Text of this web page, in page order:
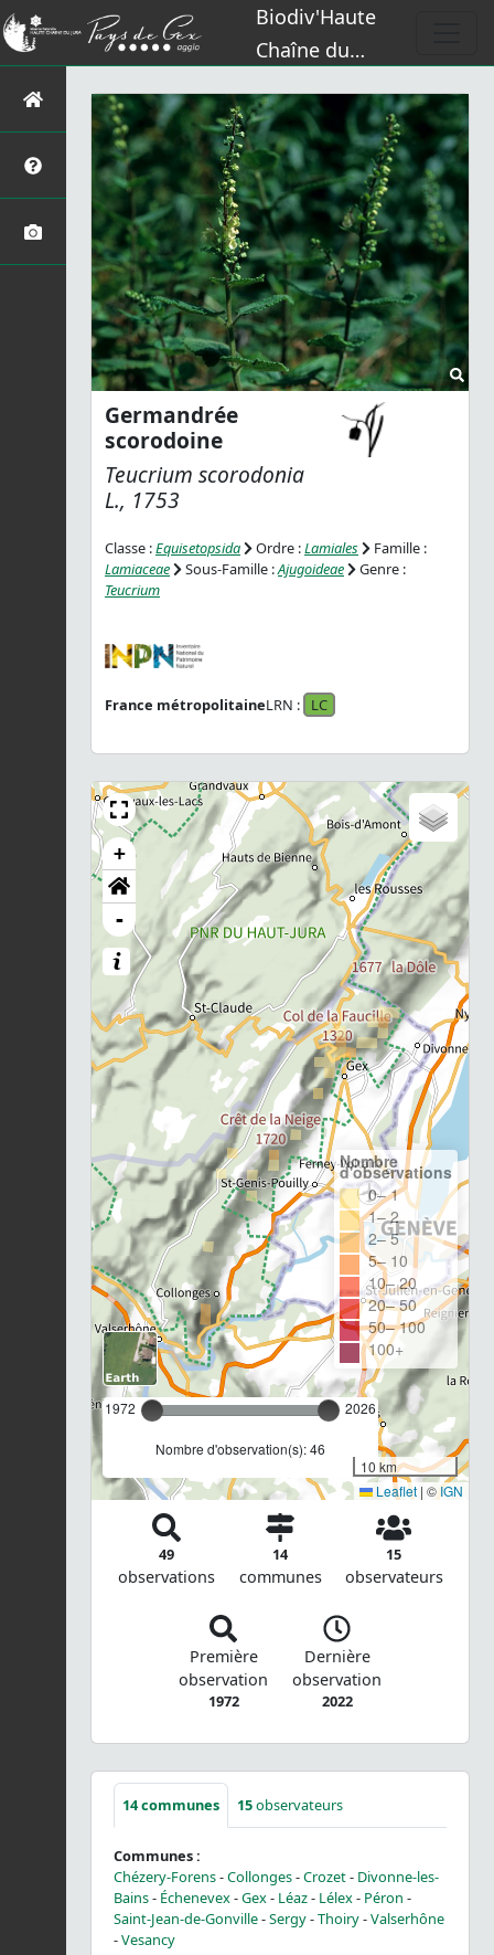
Biodiv'Haute
Chaîne du
Germandrée
scorodoine
Teucrium scorodonia
L., 1753
Classe :Equisetopsida Ordre :Lamiales
Famille :
Lamiaceae
Sous-Famille :Ajugoideae
Genre :
Teucrium
France métropolitaineLRN : LC
+
-
1972 2026
Nombre d'observation(s): 46
Nombre
d'observations
0– 1
1– 2
2– 5
5– 10
10– 20
20– 50
50– 100
100+
10 km
Leaflet | ©IGN
49
observations
14
communes
15
observateurs
Première
observation
1972
Dernière
observation
2022
14communes 15observateurs
Communes :
Chézery-Forens-Collonges-Crozet- Divonne-les-
Bains- Échenevex-Gex- Léaz- Lélex- Péron -
Saint-Jean-de-Gonville-Sergy-Thoiry-Valserhône
-Vesancy